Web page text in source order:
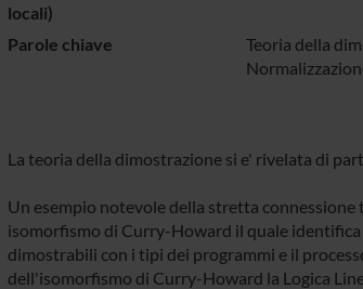
locali)
Parole chiave
Teoria della
La teoria della dimostrazione si e' rivelata di
Un esempio notevole della stretta
isomorfismo di Curry-Howard il quale
dimostrabili con i tipi dei programmi e il
dell'isomorfismo di Curry-Howard la Logica